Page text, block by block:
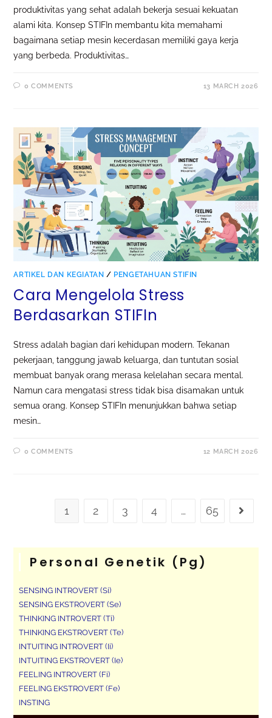
produktivitas yang sehat adalah bekerja sesuai kekuatan
alami kita. Konsep STIFIn membantu kita memahami
bagaimana setiap mesin kecerdasan memiliki gaya kerja
yang berbeda. Produktivitas…
0 COMMENTS 13 MARCH 2026
ARTIKEL DAN KEGIATAN / PENGETAHUAN STIFIN
Cara Mengelola Stress
Berdasarkan STIFIn
Stress adalah bagian dari kehidupan modern. Tekanan
pekerjaan, tanggung jawab keluarga, dan tuntutan sosial
membuat banyak orang merasa kelelahan secara mental.
Namun cara mengatasi stress tidak bisa disamakan untuk
semua orang. Konsep STIFIn menunjukkan bahwa setiap
mesin…
0 COMMENTS 12 MARCH 2026
1 2 3 4 … 65
Personal Genetik (pg)
SENSING INTROVERT (Si)
SENSING EKSTROVERT (Se)
THINKING INTROVERT (Ti)
THINKING EKSTROVERT (Te)
INTUITING INTROVERT (Ii)
INTUITING EKSTROVERT (Ie)
FEELING INTROVERT (Fi)
FEELING EKSTROVERT (Fe)
INSTING